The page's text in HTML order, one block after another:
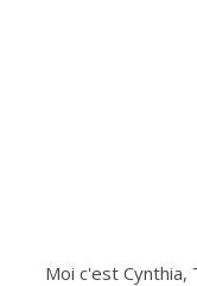
Moi c'est Cynthia,